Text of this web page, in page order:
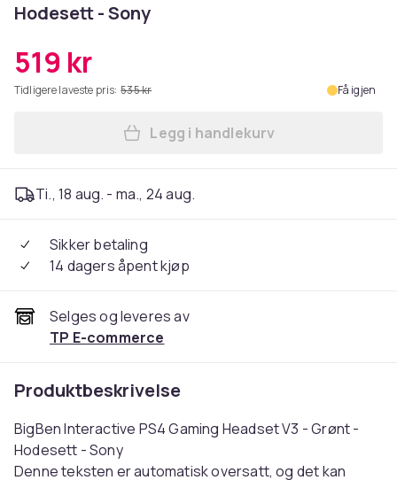
Hodesett - Sony
519 kr
Tidligere laveste pris: 535 kr Få igjen
Legg NACON PS4 Gaming
Legg i handlekurv
Ti., 18 aug. - ma., 24 aug.
Sikker betaling
14 dagers åpent kjøp
Selges og leveres av
TP E-commerce
Produktbeskrivelse
BigBen Interactive PS4 Gaming Headset V3 - Grønt -
Hodesett - Sony
Denne teksten er automatisk oversatt, og det kan